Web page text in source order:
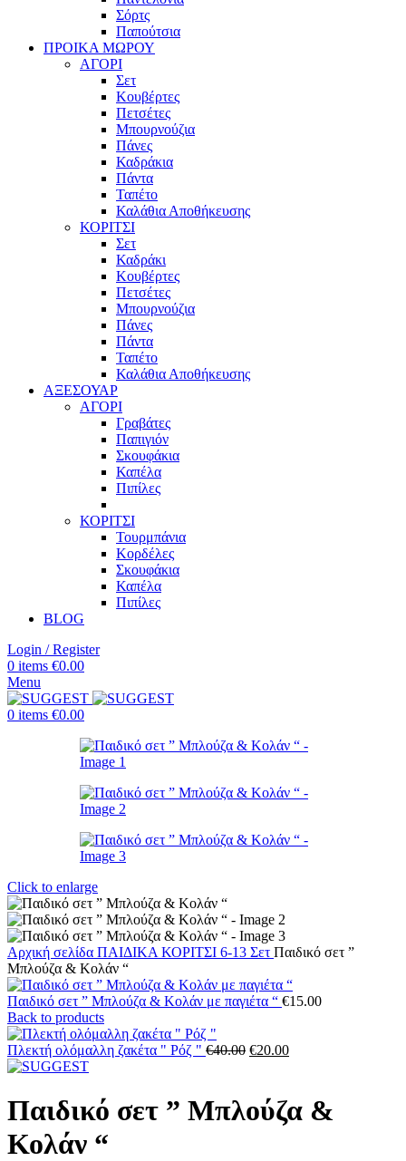
Σόρτς
Παπούτσια
ΠΡΟΙΚΑ ΜΩΡΟΥ
ΑΓΟΡΙ
Σετ
Κουβέρτες
Πετσέτες
Μπουρνούζια
Πάνες
Καδράκια
Πάντα
Ταπέτο
Καλάθια Αποθήκευσης
ΚΟΡΙΤΣΙ
Σετ
Καδράκι
Κουβέρτες
Πετσέτες
Μπουρνούζια
Πάνες
Πάντα
Ταπέτο
Καλάθια Αποθήκευσης
ΑΞΕΣΟΥΑΡ
ΑΓΟΡΙ
Γραβάτες
Παπιγιόν
Σκουφάκια
Καπέλα
Πιπίλες
ΚΟΡΙΤΣΙ
Τουρμπάνια
Κορδέλες
Σκουφάκια
Καπέλα
Πιπίλες
BLOG
Login / Register
0 items €0.00
Menu
0 items €0.00
Click to enlarge
Αρχική σελίδα ΠΑΙΔΙΚΑ ΚΟΡΙΤΣΙ 6-13 Σετ Παιδικό σετ ”
Μπλούζα & Κολάν “
Παιδικό σετ ” Μπλούζα & Κολάν με παγιέτα “ €15.00
Back to products
Πλεκτή ολόμαλλη ζακέτα " Ρόζ " €40.00 Original
€40.00.
€20.00Η
είναι:
€20.00.
Παιδικό σετ ” Μπλούζα &
Κολάν “